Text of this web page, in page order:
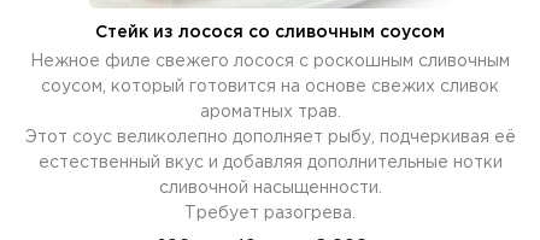
Стейк из лосося со сливочным соусом
Нежное филе свежего лосося с роскошным сливочным
соусом, который готовится на основе свежих сливок
ароматных трав.
Этот соус великолепно дополняет рыбу, подчеркивая её
естественный вкус и добавляя дополнительные нотки
сливочной насыщенности.
Требует разогрева.